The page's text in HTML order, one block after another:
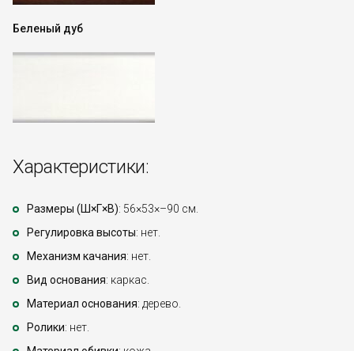
Беленый дуб
Характеристики:
Размеры (Ш×Г×В): 56×53×–90 см.
Регулировка высоты: нет.
Механизм качания: нет.
Вид основания: каркас.
Материал основания: дерево.
Ролики: нет.